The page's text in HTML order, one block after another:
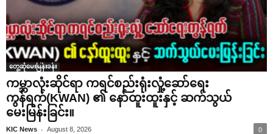
တွေ့ဆုံမေးမြန်းခန်း
ကမ္ဘာလုံးဆိုင်ရာ ကရင်စည်းရုံးလှုံ့ဆော်ရေး
ကွန်ရက်(KWAN) ၏ နော်ထူးထူးနှင့် ဆက်သွယ်
မေးမြန်းခြင်း။
KIC News - August 8, 2026 0